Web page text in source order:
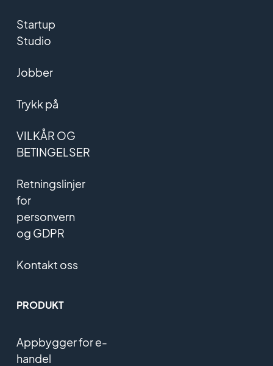
Startup
Studio
Jobber
Trykk på
VILKÅR OG
BETINGELSER
Retningslinjer
for
personvern
og GDPR
Kontakt oss
PRODUKT
Appbygger for e-
handel